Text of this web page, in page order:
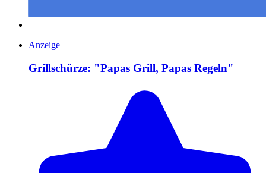
Anzeige
Grillschürze: "Papas Grill, Papas Regeln"